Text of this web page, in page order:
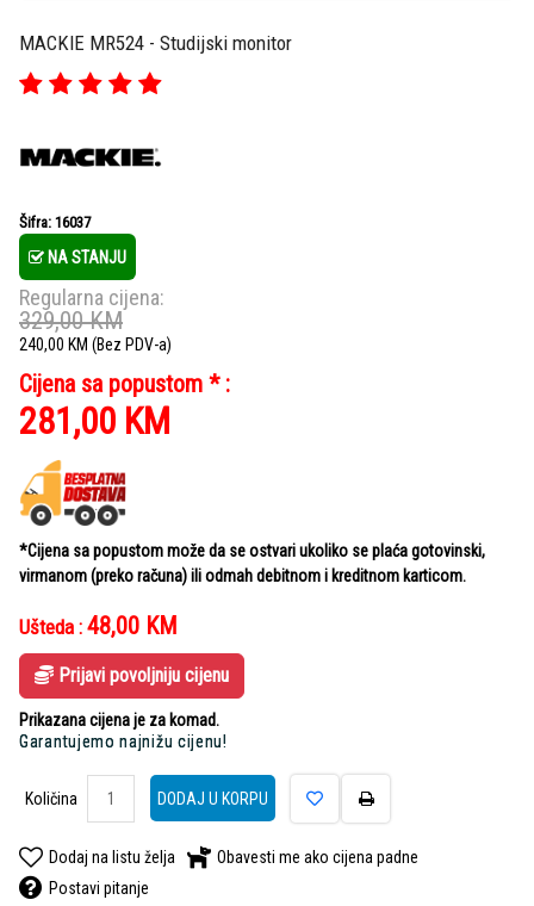
MACKIE MR524 - Studijski monitor
Šifra: 16037
NA STANJU
Regularna cijena:
329,00KM
240,00 KM (Bez PDV-a)
Cijena sa popustom * :
281,00 KM
*Cijena sa popustom može da se ostvari ukoliko se plaća gotovinski,
virmanom (preko računa) ili odmah debitnom i kreditnom karticom.
Ušteda : 48,00 KM
Prijavi povoljniju cijenu
Prikazana cijena je za komad.
Garantujemo najnižu cijenu!
Količina DODAJ U KORPU
Dodaj na listu želja
Obavesti me ako cijena padne
Postavi pitanje